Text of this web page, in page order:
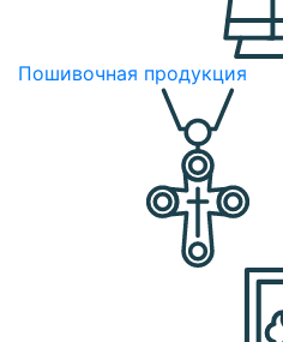
Пошивочная продукция